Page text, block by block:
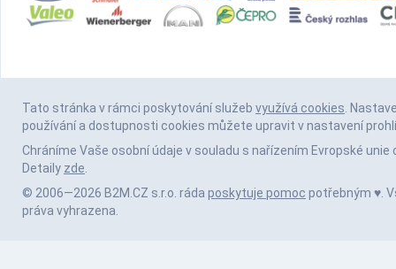
Tato stránka v rámci poskytování služeb využívá cookies.
používání a dostupnosti cookies můžete upravit v nastavení
Chráníme Vaše osobní údaje v souladu s nařízením Evropské unie
Detaily zde.
© 2006—2026 B2M.CZ s.r.o. ráda poskytuje pomoc potřebným ♥️.
práva vyhrazena.